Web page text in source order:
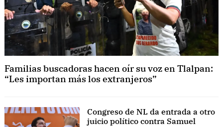
Familias buscadoras hacen oír su voz en Tlalpan:
“Les importan más los extranjeros”
Congreso de NL da entrada a otro
juicio político contra Samuel